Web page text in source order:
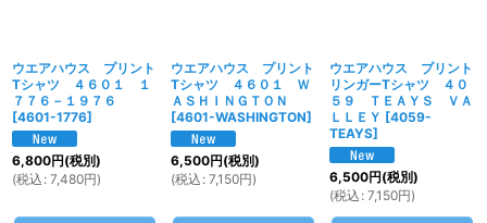
ウエアハウス プリント
Tシャツ ４６０１ １
７７６－１９７６
[4601-1776]
6,800円(税別)
(税込 : 7,480円)
ウエアハウス プリント
Tシャツ ４６０１ Ｗ
ＡＳＨＩＮＧＴＯＮ
[4601-WASHINGTON]
6,500円(税別)
(税込 : 7,150円)
ウエアハウス プリント
リンガーTシャツ ４０
５９ ＴＥＡＹＳ ＶＡ
ＬＬＥＹ [4059-
TEAYS]
6,500円(税別)
(税込 : 7,150円)